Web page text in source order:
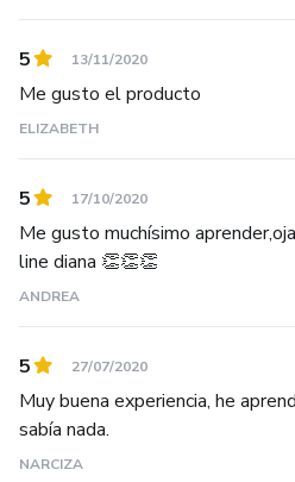
5 13/11/2020
Me gusto el producto
ELIZABETH
5 17/10/2020
Me gusto muchísimo
line diana 👏👏👏
ANDREA
5 27/07/2020
Muy buena experiencia, he
sabía nada.
NARCIZA